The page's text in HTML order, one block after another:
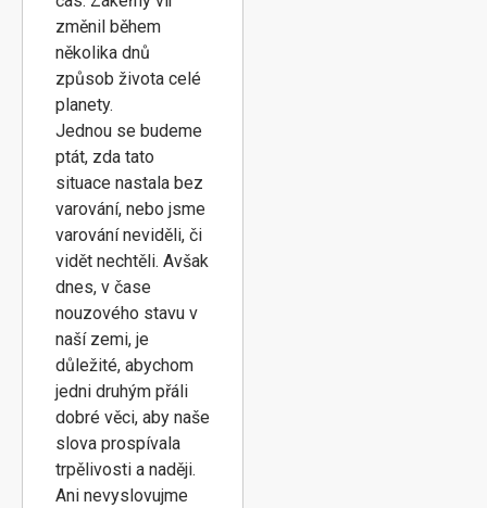
změnil během
několika dnů
způsob života celé
planety.
Jednou se budeme
ptát, zda tato
situace nastala bez
varování, nebo jsme
varování neviděli, či
vidět nechtěli. Avšak
dnes, v čase
nouzového stavu v
naší zemi, je
důležité, abychom
jedni druhým přáli
dobré věci, aby naše
slova prospívala
trpělivosti a naději.
Ani nevyslovujme